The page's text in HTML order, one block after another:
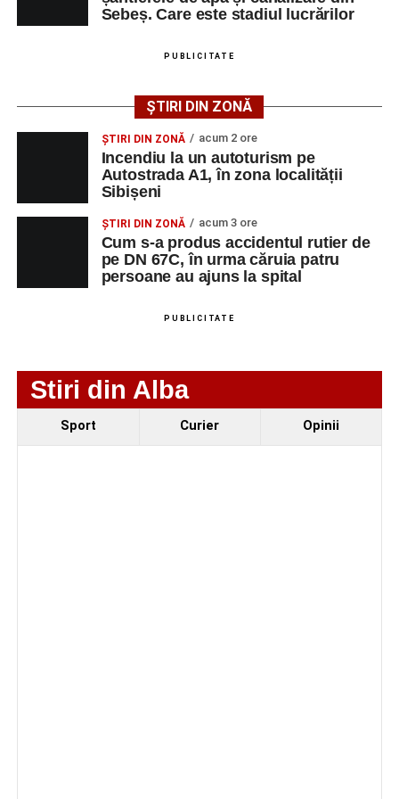
urma căruia patru persoane au ajuns la spital
Urmărește-ne pe Google News
Ultimele știri din Sebeș
Incendiu la un autoturism pe Autostrada A1, în zona
localității Sibișeni
Școala de Fotbal Valea Frumoasei își întărește
lotul pentru noul sezon. Trei achiziții și performanțe
importante la nivel juvenil
Sebeș. Care este stadiul lucrărilor
PUBLICITATE
ȘTIRI DIN ZONĂ
ȘTIRI DIN ZONĂ acum 2 ore
Incendiu la un autoturism pe
Autostrada A1, în zona localității
Sibișeni
ȘTIRI DIN ZONĂ acum 3 ore
Cum s-a produs accidentul rutier de
pe DN 67C, în urma căruia patru
persoane au ajuns la spital
PUBLICITATE
Stiri din Alba
Sport Curier Opinii